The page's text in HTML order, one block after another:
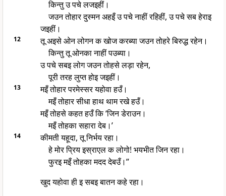
किन्तु उ पचे लजइहीं।
जउन तोहार दुस्मन अहइँ उ पचे नाहीं रहिहीं, उ पचे सब हेराइ
जइहीं।
12
तू अइसे ओन लोगन क खोज करब्या जउन तोहरे बिरुद्ध रहेन।
किन्तु तू ओनका नाहीं पउब्या।
उ पचे सबइ लोग जउन तोहसे लड़ा रहेन,
पूरी तरह लुप्त होइ जइहीं।
13
मइँ तोहार परमेस्सर यहोवा हउँ।
मइँ तोहार सीधा हाथ थाम रखे हउँ।
मइँ तोहसे कहत हउँ कि ‘जिन डेराउन।
मइँ तोहका सहारा देब।’
14
कीमती यहूदा, तू निर्भय रहा।
हे मोर प्रिय इस्राएल क लोगो! भयभीत जिन रहा।
फुरइ मइँ तोहका मदद देबउँ।”
खुद यहोवा ही इ सबइ बातन कहे रहा।